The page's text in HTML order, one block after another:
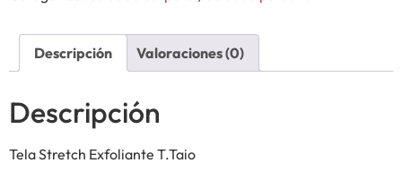
Descripción Valoraciones (0)
Descripción
Tela Stretch Exfoliante T.Taio